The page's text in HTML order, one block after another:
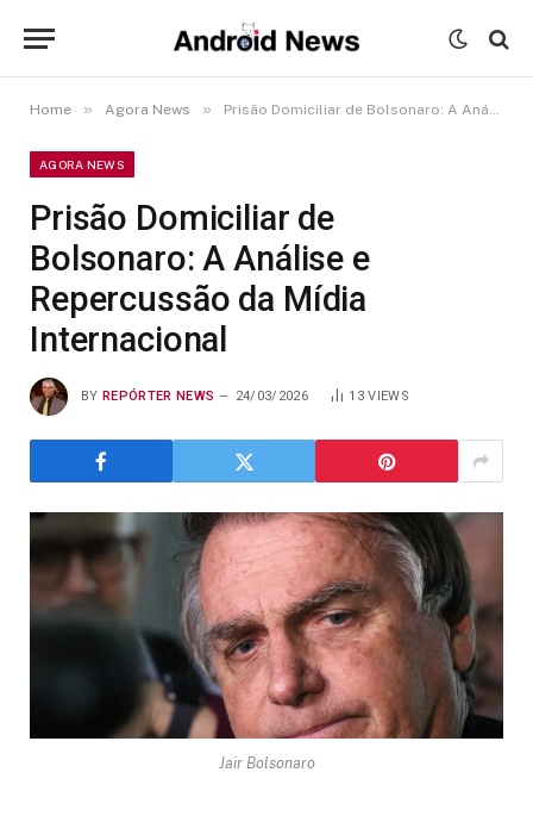
Home » Agora News » Prisão Domiciliar de Bolsonaro: A Análise e Repercussão da Mídia Internacional
AGORA NEWS
Prisão Domiciliar de
Bolsonaro: A Análise e
Repercussão da Mídia
Internacional
BY REPÓRTER NEWS 24/03/2026 13VIEWS
Jair Bolsonaro